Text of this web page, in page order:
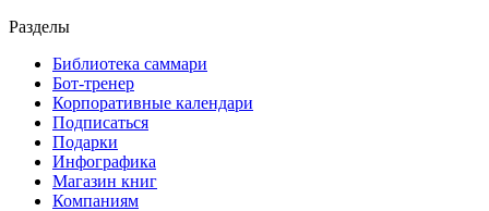
Разделы
Библиотека саммари
Бот-тренер
Корпоративные календари
Подписаться
Подарки
Инфографика
Магазин книг
Компаниям